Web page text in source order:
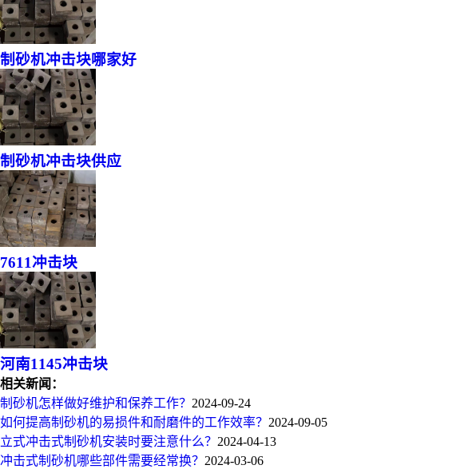
制砂机冲击块哪家好
制砂机冲击块供应
7611冲击块
河南1145冲击块
相关新闻：
制砂机怎样做好维护和保养工作？ 2024-09-24
如何提高制砂机的易损件和耐磨件的工作效率？ 2024-09-05
立式冲击式制砂机安装时要注意什么？ 2024-04-13
冲击式制砂机哪些部件需要经常换？ 2024-03-06